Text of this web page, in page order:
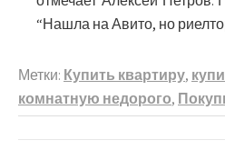
“Нашла на Авито, но
Метки: Купить квартиру,
комнатную недорого,